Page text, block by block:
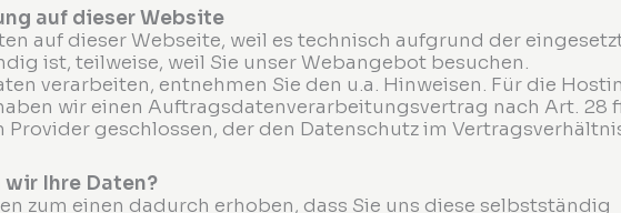
auf dieser Website
auf dieser Webseite, weil es technisch aufgrund der
ist, teilweise, weil Sie unser Webangebot besuchen.
verarbeiten, entnehmen Sie den u.a. Hinweisen. Für die
wir einen Auftragsdatenverarbeitungsvertrag nach Art. 28
Provider geschlossen, der den Datenschutz im
wir Ihre Daten?
zum einen dadurch erhoben, dass Sie uns diese selbstständig